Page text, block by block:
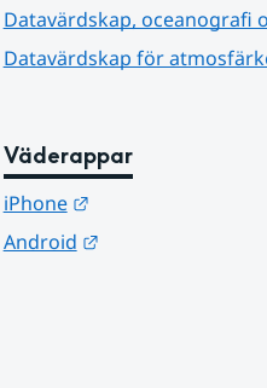
Datavärdskap, oceanografi
Datavärdskap för
Väderappar
iPhone
Länk till annan
Android
Länk till annan